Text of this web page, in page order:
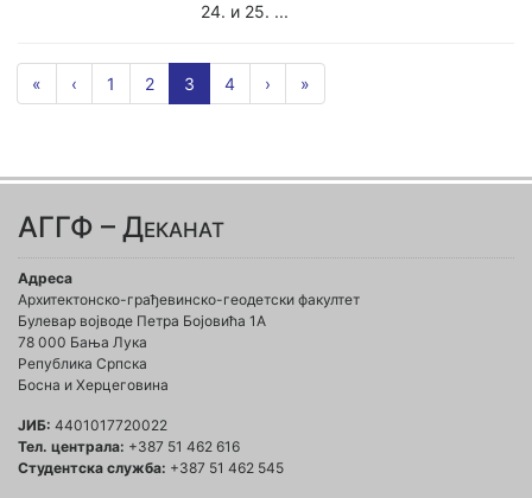
24. и 25. ...
« ‹ 1 2 3 4 › »
АГГФ – Деканат
Адреса
Архитектонско-грађевинско-геодетски факултет
Булевар војводе Петра Бојовића 1A
78 000 Бања Лука
Република Српска
Босна и Херцеговина
ЈИБ: 4401017720022
Тел. централа: +387 51 462 616
Студентска служба: +387 51 462 545